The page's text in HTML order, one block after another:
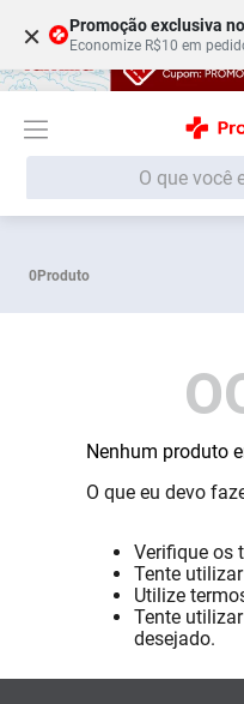
× Promoção exclusiva
Economize R$10 em
O que você está
0Produto
Nenhum produto
O que eu devo
Verifique os
Tente
Utilize
Tente
desejado.
Lenço Umedecido
Fralda G
Shampoo
Absorvente
Vitamina D
Lavitan